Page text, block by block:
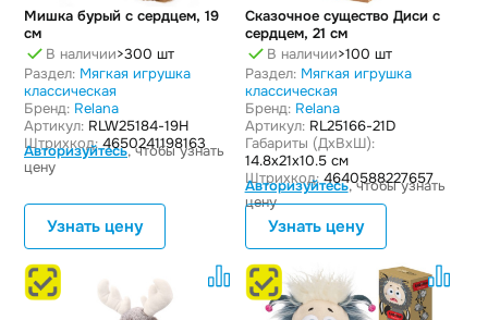
Мишка бурый с сердцем, 19
см
В наличии>300 шт
Раздел: Мягкая игрушка
классическая
Бренд: Relana
Артикул: RLW25184-19H
Штрихкод: 4650241198163
Авторизуйтесь, чтобы узнать
цену
Узнать цену
Сказочное существо Диси с
сердцем, 21 см
В наличии>100 шт
Раздел: Мягкая игрушка
классическая
Бренд: Relana
Артикул:RL25166-21D
Габариты (ДxВxШ):
14.8x21x10.5 см
Штрихкод:4640588227657
Авторизуйтесь, чтобы узнать
цену
Узнать цену